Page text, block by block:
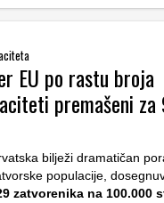
EU po rastu broja
premašeni
bilježi dramatičan
populacije,
zatvorenika na 100.000